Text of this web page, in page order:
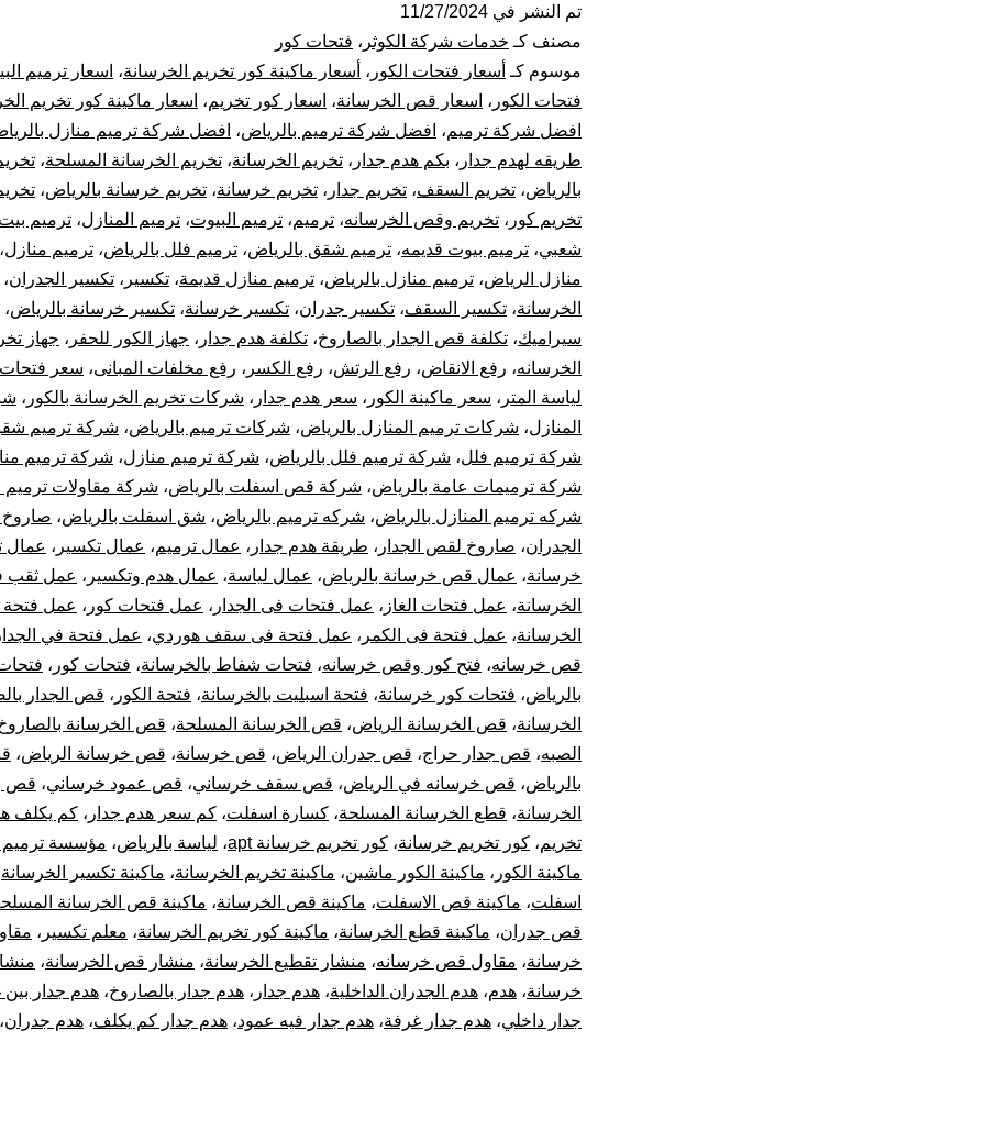
كور
بالرياض
قص
تخريم
تكسير
خرسانة
بالرياض
تم النشر في 11/27/2024
مصنف كـ خدمات شركة الكوثر ، فتحات كور
موسوم كـ أسعار فتحات الكور ، أسعار ماكينة كور تخريم الخرسانة، اسعار ترميم
فتحات الكور ، اسعار قص الخرسانة، اسعار كور تخريم، اسعار ماكينة كور تخريم
افضل شركة ترميم، افضل شركة ترميم بالرياض، افضل شركة ترميم منازل
طريقه لهدم جدار ، بكم هدم جدار ، تخريم الخرسانة، تخريم الخرسانة المسلحة،
بالرياض، تخريم السقف، تخريم جدار ، تخريم خرسانة، تخريم خرسانة بالرياض،
تخريم كور ، تخريم وقص الخرسانه، ترميم، ترميم البيوت، ترميم المنازل، ترميم
شعبي، ترميم بيوت قديمه، ترميم شقق بالرياض، ترميم فلل بالرياض، ترميم منازل
منازل الرياض، ترميم منازل بالرياض، ترميم منازل قديمة، تكسير ، تكسير الجدران،
الخرسانة، تكسير السقف، تكسير جدران، تكسير خرسانة، تكسير خرسانة بالرياض،
سيراميك، تكلفة قص الجدار بالصاروخ، تكلفة هدم جدار ، جهاز الكور للحفر ، جهاز
الخرسانه، رفع الانقاض، رفع الرتش، رفع الكسر ، رفع مخلفات المبانى، سعر فتحات
لياسة المتر ، سعر ماكينة الكور ، سعر هدم جدار ، شركات تخريم الخرسانة بالكور ،
المنازل، شركات ترميم المنازل بالرياض، شركات ترميم بالرياض، شركة ترميم
شركة ترميم فلل، شركة ترميم فلل بالرياض، شركة ترميم منازل، شركة ترميم
شركة ترميمات عامة بالرياض، شركة قص اسفلت بالرياض، شركة مقاولات ترميم
شركه ترميم المنازل بالرياض، شركه ترميم بالرياض، شق اسفلت بالرياض،
الجدران، صاروخ لقص الجدار ، طريقة هدم جدار ، عمال ترميم، عمال تكسير ، عمال
خرسانة، عمال قص خرسانة بالرياض، عمال لياسة، عمال هدم وتكسير ، عمل ثقب
الخرسانة، عمل فتحات الغاز ، عمل فتحات فى الجدار ، عمل فتحات كور ، عمل
الخرسانة، عمل فتحة فى الكمر ، عمل فتحة فى سقف هوردي، عمل فتحة في
قص خرسانه، فتح كور وقص خرسانه، فتحات شفاط بالخرسانة، فتحات كور ،
بالرياض، فتحات كور خرسانة، فتحة اسبليت بالخرسانة، فتحة الكور ، قص الجدار
الخرسانة، قص الخرسانة الرياض، قص الخرسانة المسلحة، قص الخرسانة
الصبه، قص جدار حراج، قص جدران الرياض، قص خرسانة، قص خرسانة الرياض،
بالرياض، قص خرسانه في الرياض، قص سقف خرساني، قص عمود خرساني، قص
الخرسانة، قطع الخرسانة المسلحة، كسارة اسفلت، كم سعر هدم جدار ، كم يكلف
تخريم، كور تخريم خرسانة، كور تخريم خرسانة apt ، لياسة بالرياض، مؤسسة ترميم
ماكينة الكور ، ماكينة الكور ماشين، ماكينة تخريم الخرسانة، ماكينة تكسير الخرسانة
اسفلت، ماكينة قص الاسفلت، ماكينة قص الخرسانة، ماكينة قص الخرسانة
قص جدران، ماكينة قطع الخرسانة، ماكينة كور تخريم الخرسانة، معلم تكسير ،
خرسانة، مقاول قص خرسانه، منشار تقطيع الخرسانة، منشار قص الخرسانة،
خرسانة، هدم، هدم الجدران الداخلية، هدم جدار ، هدم جدار بالصاروخ، هدم جدار بين
جدار داخلي، هدم جدار غرفة، هدم جدار فيه عمود، هدم جدار كم يكلف، هدم جدران